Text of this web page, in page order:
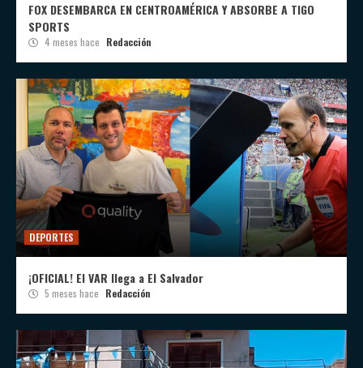
FOX DESEMBARCA EN CENTROAMÉRICA Y ABSORBE A TIGO
SPORTS
4 meses hace Redacción
DEPORTES
¡OFICIAL! El VAR llega a El Salvador
5 meses hace Redacción